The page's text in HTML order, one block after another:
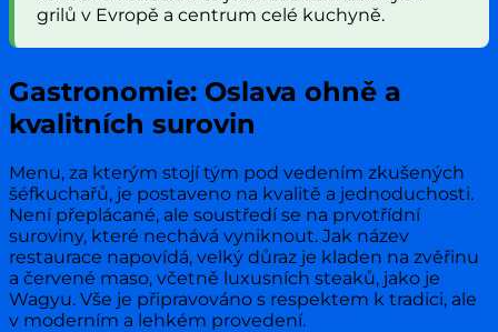
grilů v Evropě a centrum celé kuchyně.
Gastronomie: Oslava ohně a
kvalitních surovin
Menu, za kterým stojí tým pod vedením zkušených
šéfkuchařů, je postaveno na kvalitě a jednoduchosti.
Není přeplácané, ale soustředí se na prvotřídní
suroviny, které nechává vyniknout. Jak název
restaurace napovídá, velký důraz je kladen na zvěřinu
a červené maso, včetně luxusních steaků, jako je
Wagyu. Vše je připravováno s respektem k tradici, ale
v moderním a lehkém provedení.